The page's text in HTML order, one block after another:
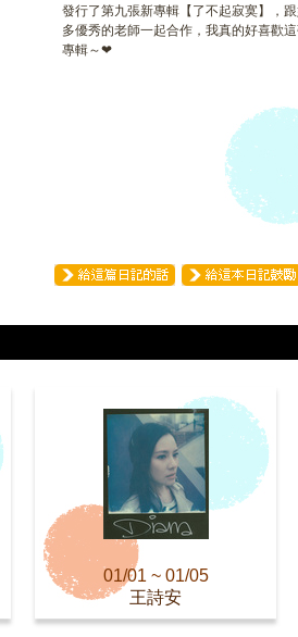
發行了第九張新專輯【了不起寂寞】，
多優秀的老師一起合作，我真的好喜歡
專輯～❤
01/01 ~ 01/05
王詩安